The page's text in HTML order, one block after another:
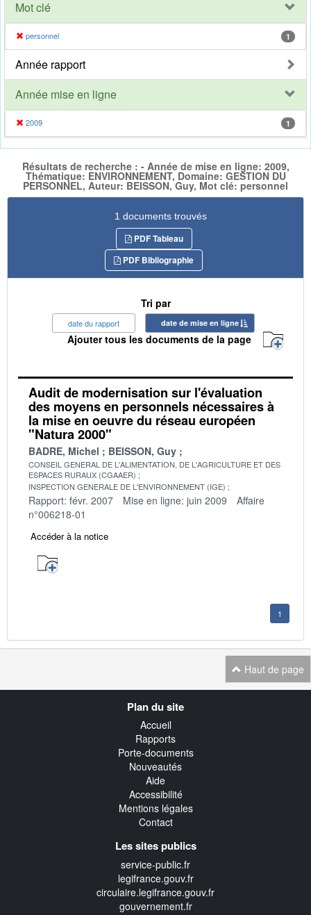
Mot clé
personnel 1
Année rapport
Année mise en ligne
2009 1
Résultats de recherche : - Année de mise en ligne: 2009,
Thématique: ENVIRONNEMENT, Domaine: GESTION DU
PERSONNEL, Auteur: BEISSON, Guy, Mot clé: personnel
1 documents trouvés
PDF Tableau
PDF Bibliographie
Tri par
date du rapport date de mise en ligne
Ajouter tous les documents de la page
Audit de modernisation sur l'évaluation
des moyens en personnels nécessaires à
la mise en oeuvre du réseau européen
"Natura 2000"
BADRE, Michel BEISSON, Guy
CONSEIL GENERAL DE L'ALIMENTATION, DE L'AGRICULTURE ET DES
ESPACES RURAUX (CGAAER)
INSPECTION GENERALE DE L'ENVIRONNEMENT (IGE)
Rapport: févr. 2007 Mise en ligne: juin 2009
Affaire
n°006218-01
Accéder à la notice
1
Haut de page
Plan du site
Accueil
Rapports
Porte-documents
Nouveautés
Aide
Accessibilité
Mentions légales
Contact
Les sites publics
service-public.fr
legifrance.gouv.fr
circulaire.legifrance.gouv.fr
gouvernement.fr